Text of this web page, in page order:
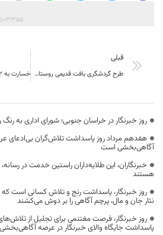
قبلی
طرح گردشگری بافت قدیمی روستای اصفهک یکی از هفت طرح فینالیست جایزه جهانی to do شد .
روز خبرنگار در خراسان جنوبی؛ شورای اداری به رنگ
هفدهم مرداد روز پاسداشت تلاش‌گران بی‌ادعای
آگاهی‌بخشی است
خبرنگاران، این طلایه‌داران راستین خدمت در
هستند
روز خبرنگار، پاسداشت رنج و تلاش کسانی است
نثار جان و مال، پرچم آگاهی را بر دوش می‌کشند
روز خبرنگار، فرصت مغتنمی برای تجلیل از
پاسداشت جایگاه والای خبرنگار در عرصه آگاهی‌بخشی